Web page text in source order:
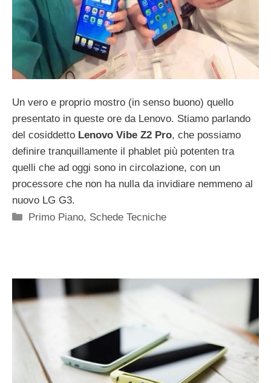
Un vero e proprio mostro (in senso buono) quello
presentato in queste ore da Lenovo. Stiamo parlando
del cosiddetto Lenovo Vibe Z2 Pro, che possiamo
definire tranquillamente il phablet più potenten tra
quelli che ad oggi sono in circolazione, con un
processore che non ha nulla da invidiare nemmeno al
nuovo LG G3.
Categorie
Primo Piano, Schede Tecniche